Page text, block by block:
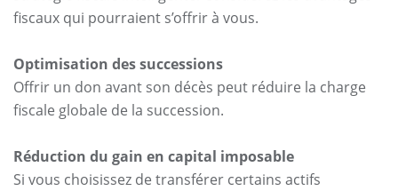
fiscaux qui pourraient s’offrir à vous.
Optimisation des successions
Offrir un don avant son décès peut réduire la charge
fiscale globale de la succession.
Réduction du gain en capital imposable
Si vous choisissez de transférer certains actifs